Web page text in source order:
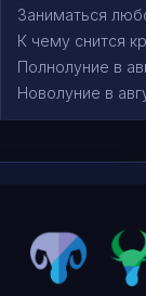
Заниматься
К чему снится
Полнолуние в
Новолуние в